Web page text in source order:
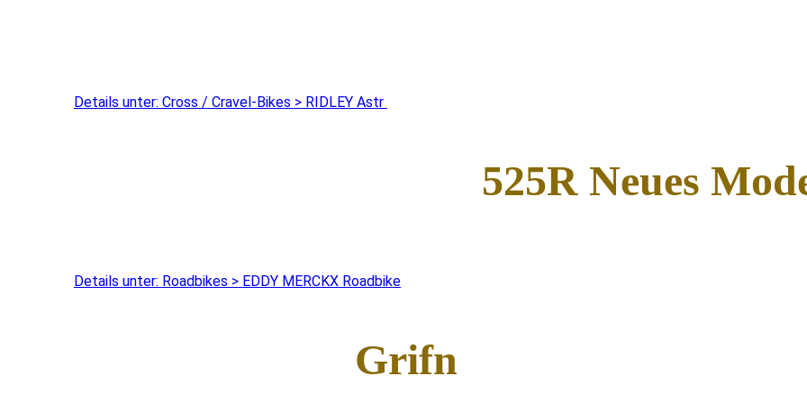
Details unter: Cross / Cravel-Bikes > RIDLEY Astr
525R Neues
Details unter: Roadbikes > EDDY MERCKX Roadbike
Grifn